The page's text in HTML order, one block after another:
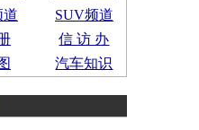
道
SUV频道
信 访 办
汽车知识